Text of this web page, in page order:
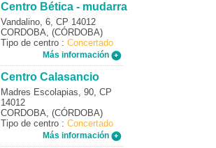
Centro Bética - mudarra
Vandalino, 6, CP 14012
CORDOBA, (CÓRDOBA)
Tipo de centro : Concertado
Más información
Centro Calasancio
Madres Escolapias, 90, CP
14012
CORDOBA, (CÓRDOBA)
Tipo de centro : Concertado
Más información